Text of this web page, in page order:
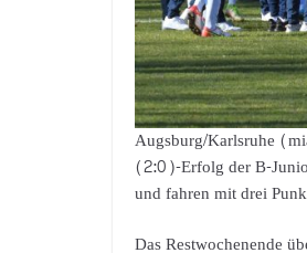
Augsburg/Karlsruhe
(2:0)-Erfolg der B-
und fahren mit drei
Das Restwochenende